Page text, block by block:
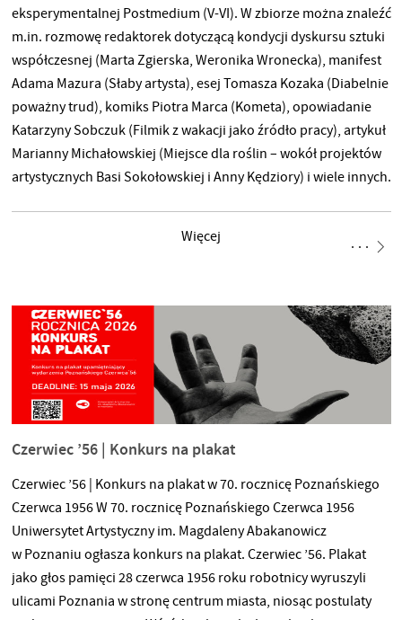
eksperymentalnej Postmedium (V-VI). W zbiorze można znaleźć
m.in. rozmowę redaktorek dotyczącą kondycji dyskursu sztuki
współczesnej (Marta Zgierska, Weronika Wronecka), manifest
Adama Mazura (Słaby artysta), esej Tomasza Kozaka (Diabelnie
poważny trud), komiks Piotra Marca (Kometa), opowiadanie
Katarzyny Sobczuk (Filmik z wakacji jako źródło pracy), artykuł
Marianny Michałowskiej (Miejsce dla roślin – wokół projektów
artystycznych Basi Sokołowskiej i Anny Kędziory) i wiele innych.
ISBN 978–83–68745–07–8, Wydawnictwo Uniwersytetu
Artystycznego im. Magdaleny Abakanowicz w Poznaniu, luty
2026. Autorki i Autorzy: Magdalena Brykczyńska, Tomasz
Fabiszewski, Ewelina Figarska, Marceli Gadalski,
Więcej
Czerwiec ’56 | Konkurs na plakat
Czerwiec ’56 | Konkurs na plakat w 70. rocznicę Poznańskiego
Czerwca 1956 W 70. rocznicę Poznańskiego Czerwca 1956
Uniwersytet Artystyczny im. Magdaleny Abakanowicz
w Poznaniu ogłasza konkurs na plakat. Czerwiec ’56. Plakat
jako głos pamięci 28 czerwca 1956 roku robotnicy wyruszyli
ulicami Poznania w stronę centrum miasta, niosąc postulaty